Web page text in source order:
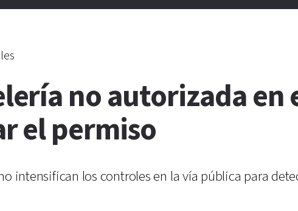
no autorizada en
el permiso
intensifican los controles en la vía pública para